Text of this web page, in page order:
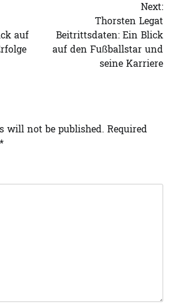
auf
Next:
Thorsten Legat
Beitrittsdaten: Ein Blick
auf den Fußballstar und
seine Karriere
will not be published. Required
*